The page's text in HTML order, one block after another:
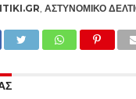
ΑΣΤΥΝΟΜΙΚΌ